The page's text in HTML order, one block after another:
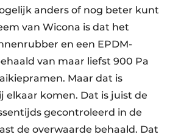
anders of nog beter kunt
van Wicona is dat het
en een EPDM-
van maar liefst 900 Pa
Maar dat is
elkaar komen. Dat is juist de
gecontroleerd in de
de overwaarde behaald. Dat